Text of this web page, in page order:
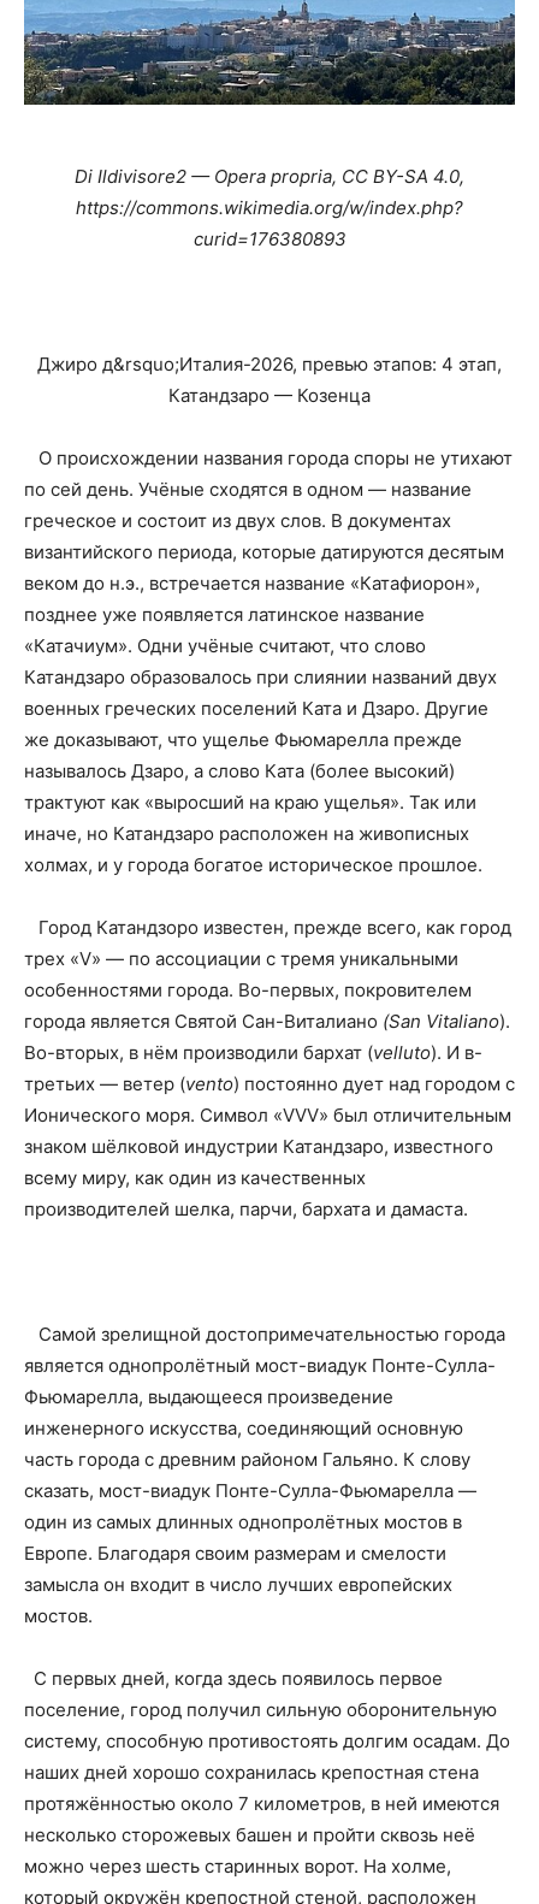
Di Ildivisore2 — Opera propria, CC BY-SA 4.0,
https://commons.wikimedia.org/w/index.php?
curid=176380893
Джиро д&rsquo;Италия-2026, превью этапов: 4 этап,
Катандзаро — Козенца
О происхождении названия города споры не утихают
по сей день. Учёные сходятся в одном — название
греческое и состоит из двух слов. В документах
византийского периода, которые датируются десятым
веком до н.э., встречается название «Катафиорон»,
позднее уже появляется латинское название
«Катачиум». Одни учёные считают, что слово
Катандзаро образовалось при слиянии названий двух
военных греческих поселений Ката и Дзаро. Другие
же доказывают, что ущелье Фьюмарелла прежде
называлось Дзаро, а слово Ката (более высокий)
трактуют как «выросший на краю ущелья». Так или
иначе, но Катандзаро расположен на живописных
холмах, и у города богатое историческое прошлое.
Город Катандзоро известен, прежде всего, как город
трех «V» — по ассоциации с тремя уникальными
особенностями города. Во-первых, покровителем
города является Святой Сан-Виталиано (San Vitaliano).
Во-вторых, в нём производили бархат (velluto). И в-
третьих — ветер (vento) постоянно дует над городом с
Ионического моря. Символ «VVV» был отличительным
знаком шёлковой индустрии Катандзаро, известного
всему миру, как один из качественных
производителей шелка, парчи, бархата и дамаста.
Самой зрелищной достопримечательностью города
является однопролётный мост-виадук Понте-Сулла-
Фьюмарелла, выдающееся произведение
инженерного искусства, соединяющий основную
часть города с древним районом Гальяно. К слову
сказать, мост-виадук Понте-Сулла-Фьюмарелла —
один из самых длинных однопролётных мостов в
Европе. Благодаря своим размерам и смелости
замысла он входит в число лучших европейских
мостов.
С первых дней, когда здесь появилось первое
поселение, город получил сильную оборонительную
систему, способную противостоять долгим осадам. До
наших дней хорошо сохранилась крепостная стена
протяжённостью около 7 километров, в ней имеются
несколько сторожевых башен и пройти сквозь неё
можно через шесть старинных ворот. На холме,
который окружён крепостной стеной, расположен